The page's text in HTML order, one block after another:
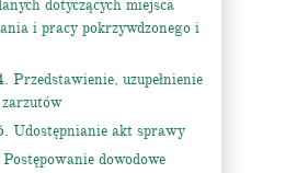
dotyczących miejsca
i pracy pokrzywdzonego i
Przedstawienie, uzupełnienie
Udostępnianie akt sprawy
dowodowe